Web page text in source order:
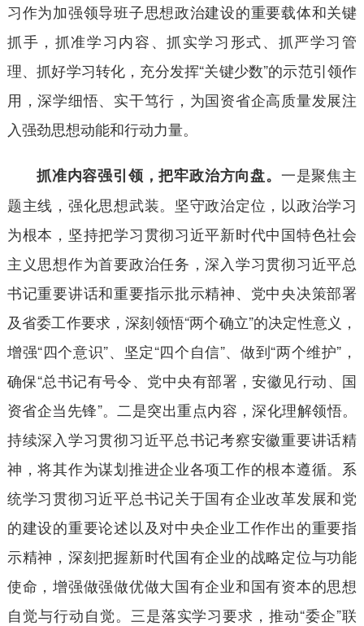
习作为加强领导班子思想政治建设的重要载体和关键
抓手，抓准学习内容、抓实学习形式、抓严学习管
理、抓好学习转化，充分发挥“关键少数”的示范引领作
用，深学细悟、实干笃行，为国资省企高质量发展注
入强劲思想动能和行动力量。
抓准内容强引领，把牢政治方向盘。 一是聚焦主
题主线，强化思想武装。坚守政治定位，以政治学习
为根本，坚持把学习贯彻习近平新时代中国特色社会
主义思想作为首要政治任务，深入学习贯彻习近平总
书记重要讲话和重要指示批示精神、党中央决策部署
及省委工作要求，深刻领悟“两个确立”的决定性意义，
增强“四个意识”、坚定“四个自信”、做到“两个维护”，
确保“总书记有号令、党中央有部署，安徽见行动、国
资省企当先锋”。二是突出重点内容，深化理解领悟。
持续深入学习贯彻习近平总书记考察安徽重要讲话精
神，将其作为谋划推进企业各项工作的根本遵循。系
统学习贯彻习近平总书记关于国有企业改革发展和党
的建设的重要论述以及对中央企业工作作出的重要指
示精神，深刻把握新时代国有企业的战略定位与功能
使命，增强做强做优做大国有企业和国有资本的思想
自觉与行动自觉。三是落实学习要求，推动“委企”联